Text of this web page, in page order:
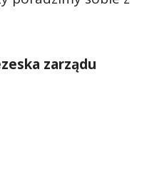
zarządu